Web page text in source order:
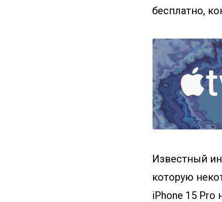
бесплатно,
Известный
которую
iPhone 15 Pro